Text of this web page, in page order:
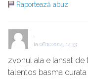
Raportează abuz
.
la 08.10.2014, 14:33
zvonul ala e lansat
talentos basma